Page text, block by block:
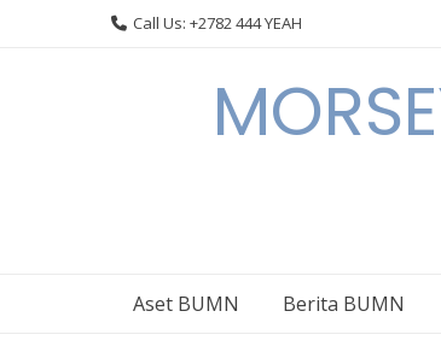
Call Us: +2782 444 YEAH
Aset BUMN Berita BUMN